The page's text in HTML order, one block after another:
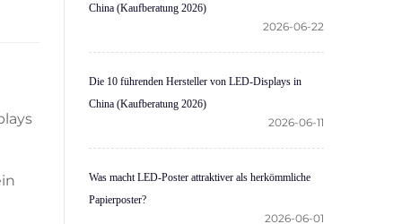
China (Kaufberatung 2026)
2026-06-22
Die 10 führenden Hersteller von LED-Displays in
China (Kaufberatung 2026)
2026-06-11
Was macht LED-Poster attraktiver als herkömmliche
Papierposter?
2026-06-01